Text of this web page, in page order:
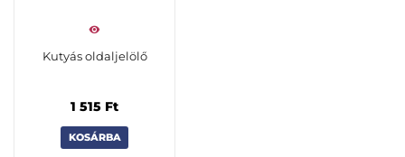
Kutyás oldaljelölő
1 515 Ft
KOSÁRBA